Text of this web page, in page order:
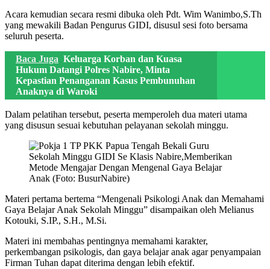
Acara kemudian secara resmi dibuka oleh Pdt. Wim Wanimbo,S.Th
yang mewakili Badan Pengurus GIDI, disusul sesi foto bersama
seluruh peserta.
Baca Juga Keluarga Korban dan Kuasa
Hukum Datangi Polres Nabire, Minta
Kepastian Penanganan Kasus Pembunuhan
Anaknya di Waroki
Dalam pelatihan tersebut, peserta memperoleh dua materi utama
yang disusun sesuai kebutuhan pelayanan sekolah minggu.
Materi pertama bertema “Mengenali Psikologi Anak dan Memahami
Gaya Belajar Anak Sekolah Minggu” disampaikan oleh Melianus
Kotouki, S.IP., S.H., M.Si.
Materi ini membahas pentingnya memahami karakter,
perkembangan psikologis, dan gaya belajar anak agar penyampaian
Firman Tuhan dapat diterima dengan lebih efektif.